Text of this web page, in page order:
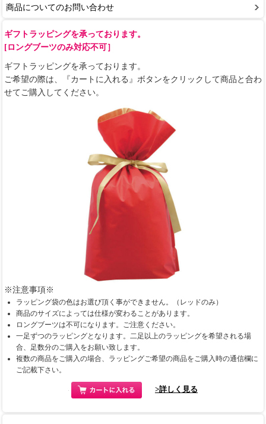
商品についてのお問い合わせ
ギフトラッピングを承っております。
[ロングブーツのみ対応不可］
ギフトラッピングを承っております。
ご希望の際は、『カートに入れる』ボタンをクリックして商品と合わ
せてご購入してください。
※注意事項※
ラッピング袋の色はお選び頂く事ができません。（レッドのみ）
商品のサイズによっては仕様が変わることがあります。
ロングブーツは不可になります。ご注意ください。
一足ずつのラッピングとなります。二足以上のラッピングを希望される場
合、足数分のご購入をお願い致します。
複数の商品をご購入の場合、ラッピングご希望の商品をご購入時の通信欄に
ご記載下さい。
>詳しく見る